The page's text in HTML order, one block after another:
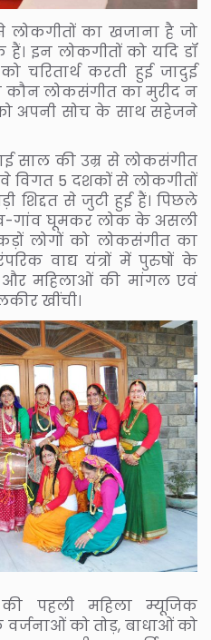
का खजाना है जो
इन लोकगीतों को यदि डॉ
चरितार्थ करती हुई जादुई
कौन लोकसंगीत का मुरीद न
अपनी सोच के साथ सहेजने
साल की उम्र से लोकसंगीत
विगत 5 दशकों से लोकगीतों
शिद्दत से जुटी हुई हैं। पिछले
गांव घूमकर लोक के असली
लोगों को लोकसंगीत का
वाद्य यंत्रों में पुरुषों के
और महिलाओं की मांगल एवं
खींची।
पहली महिला म्यूजिक
वर्जनाओं को तोड़, बाधाओं को